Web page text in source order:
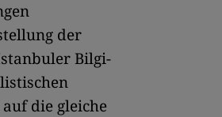
der
Bilgi-
die gleiche